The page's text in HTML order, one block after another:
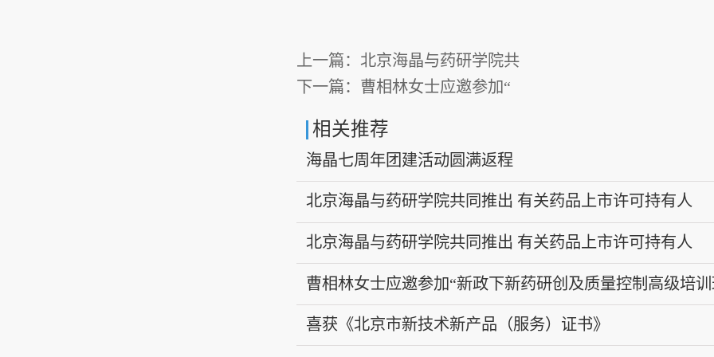
上一篇： 北京海晶与药研学院共
下一篇： 曹相林女士应邀参加“
相关推荐
海晶七周年团建活动圆满返程
北京海晶与药研学院共同推出 有关药品上市许可持有人
（MAH）的直播课程
北京海晶与药研学院共同推出 有关药品上市许可持有人
（MAH）的直播课程
曹相林女士应邀参加“新政下新药研创及质量控制高级培
报告
喜获《北京市新技术新产品（服务）证书》